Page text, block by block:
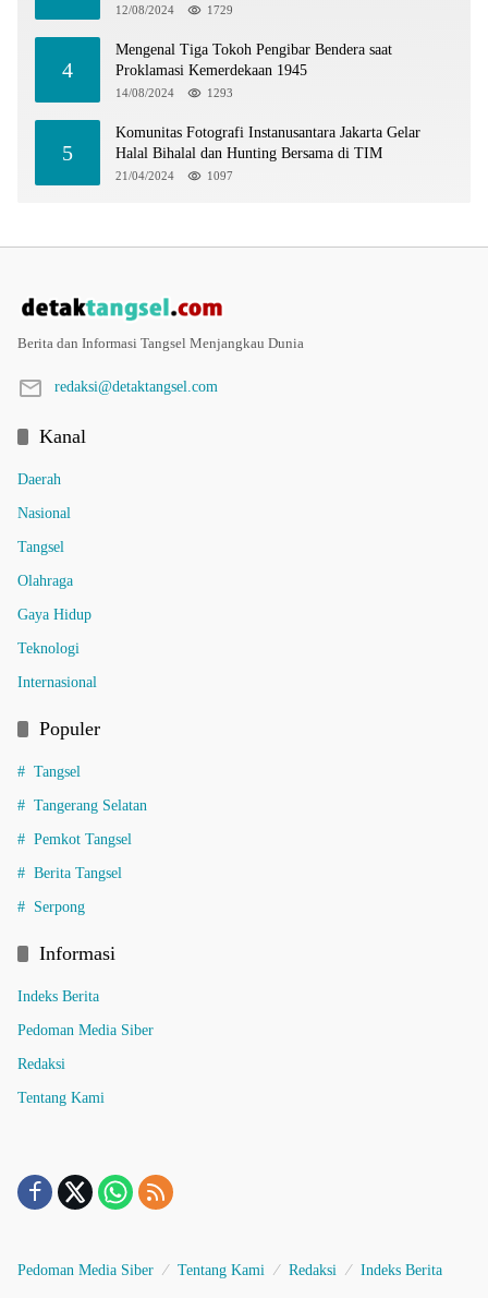
12/08/2024 1729
4
Mengenal Tiga Tokoh Pengibar Bendera saat
Proklamasi Kemerdekaan 1945
14/08/2024 1293
5
Komunitas Fotografi Instanusantara Jakarta Gelar
Halal Bihalal dan Hunting Bersama di TIM
21/04/2024 1097
Berita dan Informasi Tangsel Menjangkau Dunia
redaksi@detaktangsel.com
Kanal
Daerah
Nasional
Tangsel
Olahraga
Gaya Hidup
Teknologi
Internasional
Populer
Tangsel
Tangerang Selatan
Pemkot Tangsel
Berita Tangsel
Serpong
Informasi
Indeks Berita
Pedoman Media Siber
Redaksi
Tentang Kami
Pedoman Media Siber Tentang Kami Redaksi Indeks Berita